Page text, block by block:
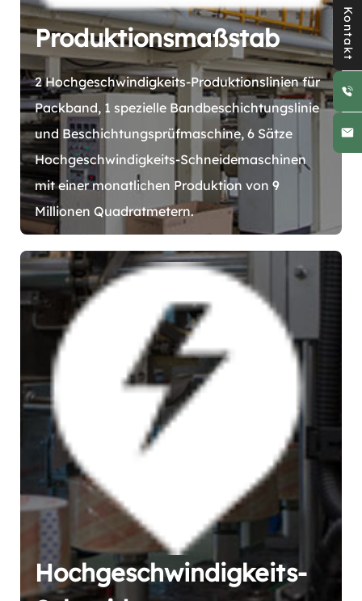
Produktionsmaßstab
2 Hochgeschwindigkeits-Produktionslinien für
Packband, 1 spezielle Bandbeschichtungslinie
und Beschichtungsprüfmaschine, 6 Sätze
Hochgeschwindigkeits-Schneidemaschinen
mit einer monatlichen Produktion von 9
Millionen Quadratmetern.
Hochgeschwindigkeits-
Kontakt